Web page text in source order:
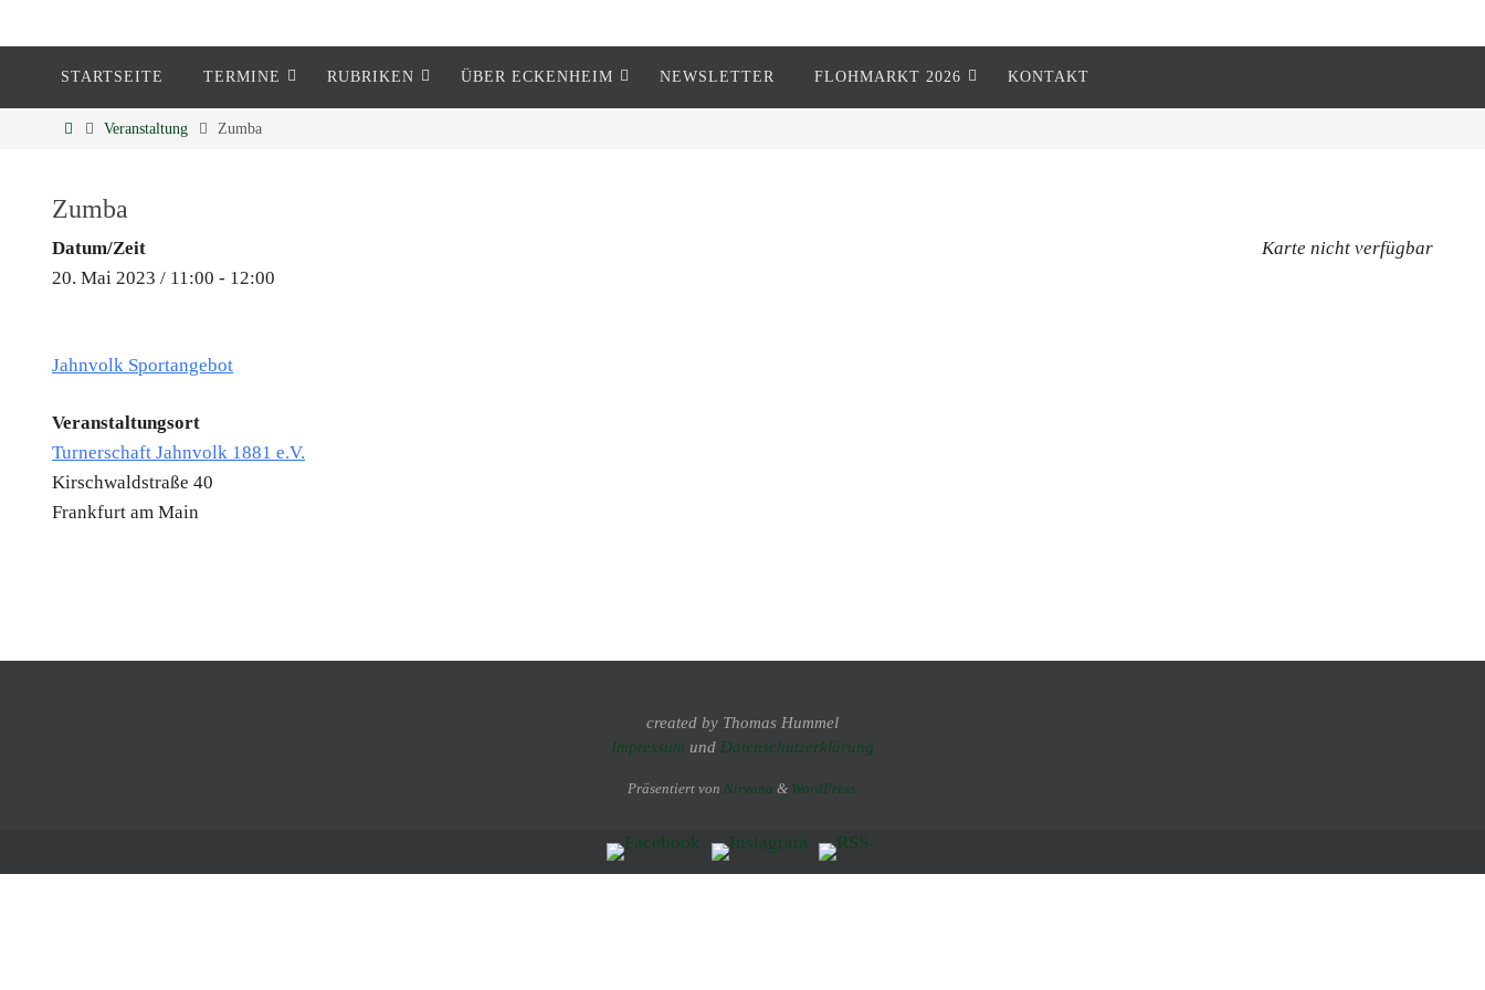
Eckenheim
STARTSEITE TERMINE RUBRIKEN ÜBER ECKENHEIM NEWSLETTER FLOHMARKT 2026 KONTAKT
Veranstaltung Zumba
Zumba
Karte nicht verfügbar
Datum/Zeit
20. Mai 2023 / 11:00 - 12:00
Jahnvolk Sportangebot
Veranstaltungsort
Turnerschaft Jahnvolk 1881 e.V.
Kirschwaldstraße 40
Frankfurt am Main
created by Thomas Hummel
Impressum und Datenschutzerklärung
Präsentiert von Nirvana & WordPress.